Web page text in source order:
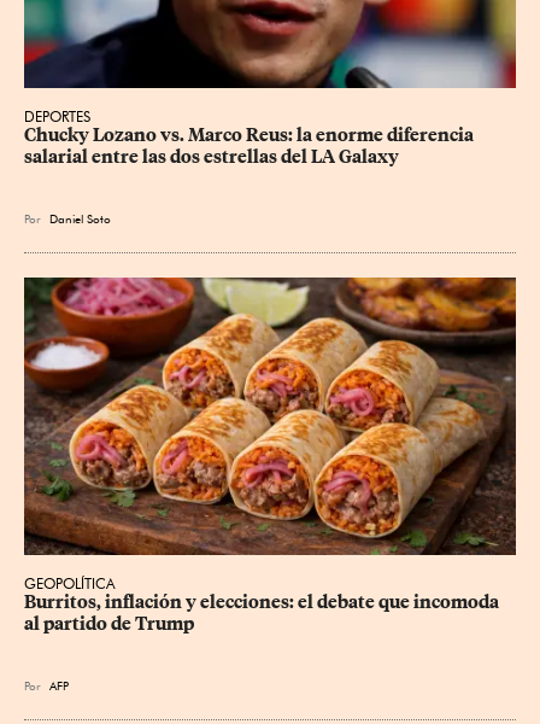
DEPORTES
Chucky Lozano vs. Marco Reus: la enorme diferencia
salarial entre las dos estrellas del LA Galaxy
Por Daniel Soto
GEOPOLÍTICA
Burritos, inflación y elecciones: el debate que incomoda
al partido de Trump
Por AFP